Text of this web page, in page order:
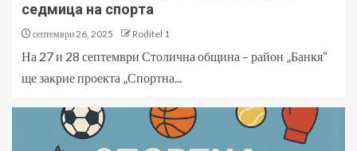
седмица на спорта
септември 26, 2025 Roditel 1
На 27 и 28 септември Столична община – район „Банкя“
ще закрие проекта „Спортна...